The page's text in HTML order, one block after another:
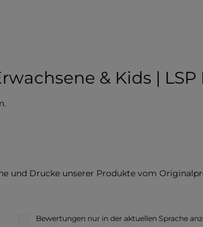
& Kids | LSP
und Drucke unserer Produkte vom
Bewertungen nur in der aktuellen Sprache